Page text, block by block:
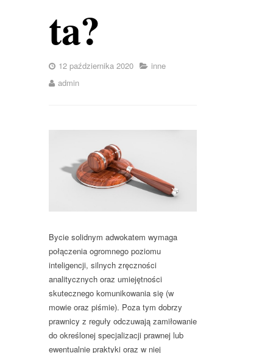
ta?
12 października 2020
inne
admin
Bycie solidnym adwokatem wymaga
połączenia ogromnego poziomu
inteligencji, silnych zręczności
analitycznych oraz umiejętności
skutecznego komunikowania się (w
mowie oraz piśmie). Poza tym dobrzy
prawnicy z reguły odczuwają zamiłowanie
do określonej specjalizacji prawnej lub
ewentualnie praktyki oraz w niej